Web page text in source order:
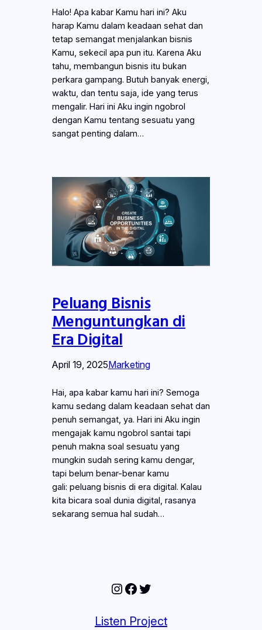
Halo! Apa kabar Kamu hari ini? Aku
harap Kamu dalam keadaan sehat dan
tetap semangat menjalankan bisnis
Kamu, sekecil apa pun itu. Karena Aku
tahu, membangun bisnis itu bukan
perkara gampang. Butuh banyak energi,
waktu, dan tentu saja, ide yang terus
mengalir. Hari ini Aku ingin ngobrol
dengan Kamu tentang sesuatu yang
sangat penting dalam…
Peluang Bisnis
Menguntungkan di
Era Digital
April 19, 2025Marketing
Hai, apa kabar kamu hari ini? Semoga
kamu sedang dalam keadaan sehat dan
penuh semangat, ya. Hari ini Aku ingin
mengajak kamu ngobrol santai tapi
penuh makna soal sesuatu yang
mungkin sudah sering kamu dengar,
tapi belum benar-benar kamu
gali: peluang bisnis di era digital. Kalau
kita bicara soal dunia digital, rasanya
sekarang semua hal sudah…
Instagram
Facebook
Twitter
Listen Project